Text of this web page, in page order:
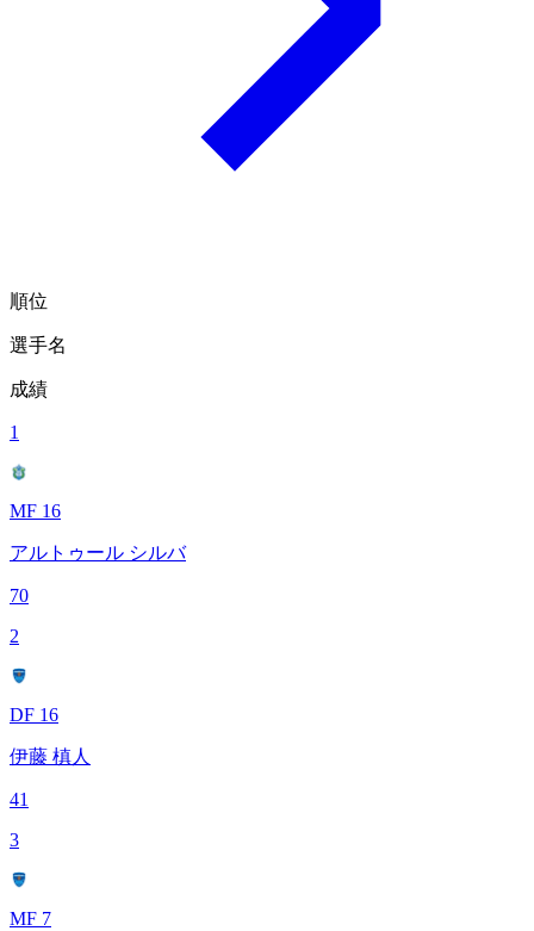
順位
選手名
成績
1
MF 16
アルトゥール シルバ
70
2
DF 16
伊藤 槙人
41
3
MF 7